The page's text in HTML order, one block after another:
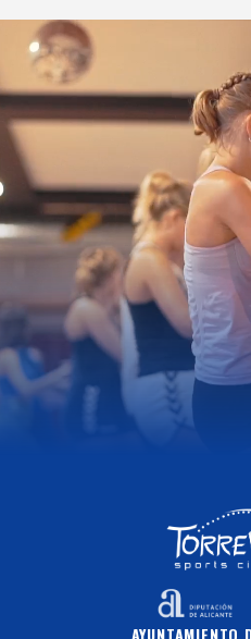
AYUNTAMIENTO